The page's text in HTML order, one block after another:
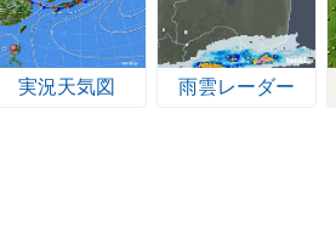
実況天気図 雨雲レーダー